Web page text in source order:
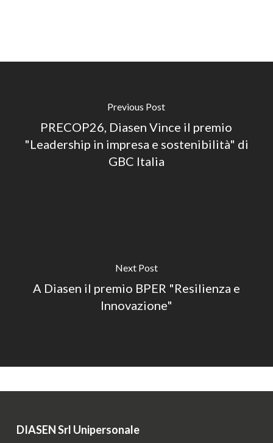
Previous Post
PRECOP26, Diasen Vince il premio
"Leadership in impresa e sostenibilità" di
GBC Italia
Next Post
A Diasen il premio BPER "Resilienza e
Innovazione"
DIASEN Srl Unipersonale